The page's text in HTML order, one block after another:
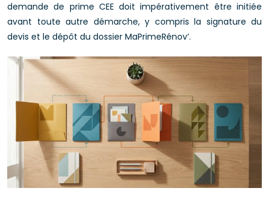
demande de prime CEE doit impérativement être initiée
avant toute autre démarche, y compris la signature du
devis et le dépôt du dossier MaPrimeRénov’.